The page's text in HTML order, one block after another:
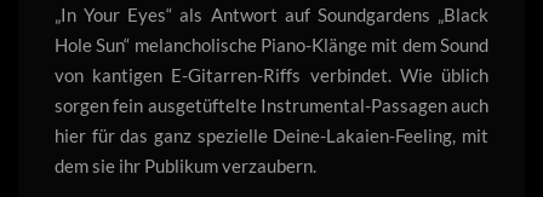
„In Your Eyes“ als Antwort auf Soundgardens „Black
Hole Sun“ melancholische Piano-Klänge mit dem Sound
von kantigen E-Gitarren-Riffs verbindet. Wie üblich
sorgen fein ausgetüftelte Instrumental-Passagen auch
hier für das ganz spezielle Deine-Lakaien-Feeling, mit
dem sie ihr Publikum verzaubern.